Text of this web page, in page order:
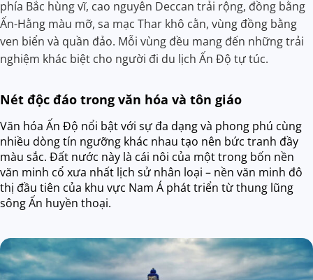
phía Bắc hùng vĩ, cao nguyên Deccan trải rộng, đồng bằng
Ấn-Hằng màu mỡ, sa mạc Thar khô cằn, vùng đồng bằng
ven biển và quần đảo. Mỗi vùng đều mang đến những trải
nghiệm khác biệt cho người đi du lịch Ấn Độ tự túc.
Nét độc đáo trong văn hóa và tôn giáo
Văn hóa Ấn Độ nổi bật với sự đa dạng và phong phú cùng
nhiều dòng tín ngưỡng khác nhau tạo nên bức tranh đầy
màu sắc. Đất nước này là cái nôi của một trong bốn nền
văn minh cổ xưa nhất lịch sử nhân loại – nền văn minh đô
thị đầu tiên của khu vực Nam Á phát triển từ thung lũng
sông Ấn huyền thoại.